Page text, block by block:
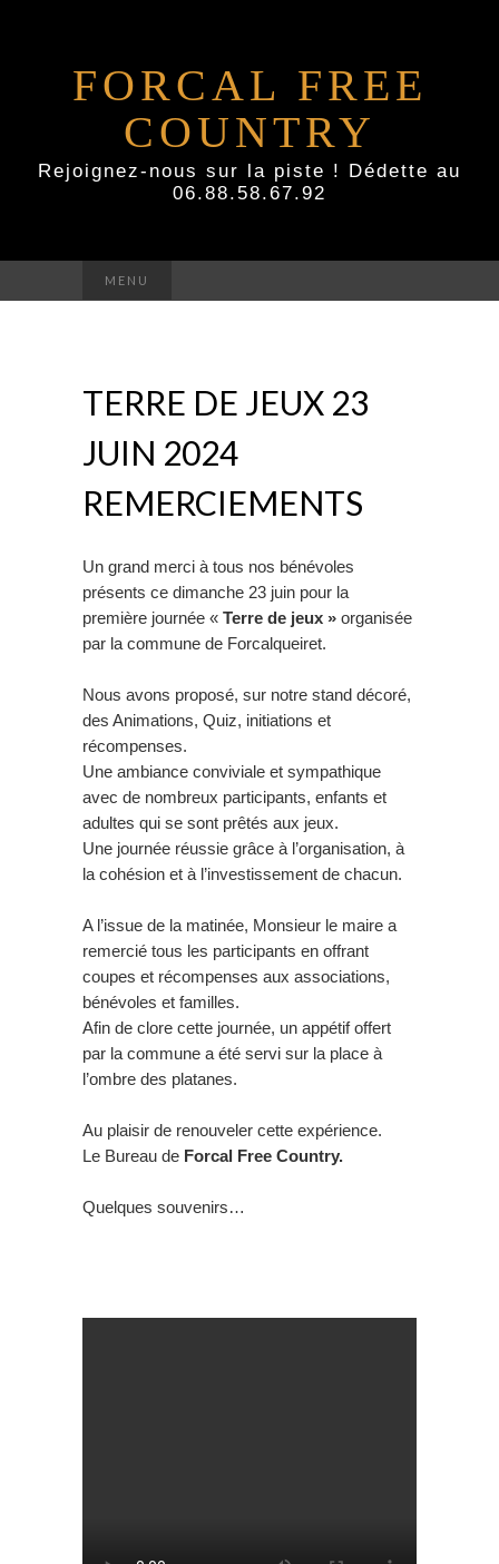
FORCAL FREE
COUNTRY
Rejoignez-nous sur la piste ! Dédette au
06.88.58.67.92
MENU
TERRE DE JEUX 23
JUIN 2024
REMERCIEMENTS
Un grand merci à tous nos bénévoles
présents ce dimanche 23 juin pour la
première journée « Terre de jeux » organisée
par la commune de Forcalqueiret.
Nous avons proposé, sur notre stand décoré,
des Animations, Quiz, initiations et
récompenses.
Une ambiance conviviale et sympathique
avec de nombreux participants, enfants et
adultes qui se sont prêtés aux jeux.
Une journée réussie grâce à l’organisation, à
la cohésion et à l’investissement de chacun.
A l’issue de la matinée, Monsieur le maire a
remercié tous les participants en offrant
coupes et récompenses aux associations,
bénévoles et familles.
Afin de clore cette journée, un appétif offert
par la commune a été servi sur la place à
l’ombre des platanes.
Au plaisir de renouveler cette expérience.
Le Bureau de Forcal Free Country.
Quelques souvenirs…